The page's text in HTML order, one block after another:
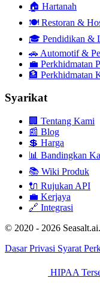
🏠 Hartanah
🍽️ Restoran &
🎓 Pendidikan &
🚗 Automotif &
💼 Perkhidmatan
🏦 Perkhidmatan
Syarikat
🏢 Tentang Kami
📰 Blog
💲 Harga
📊 Bandingkan
📚 Wiki Produk
🔌 Rujukan API
💼 Kerjaya
🔗 Integrasi
© 2020 - 2026
Dasar Privasi Syarat
HIPAA